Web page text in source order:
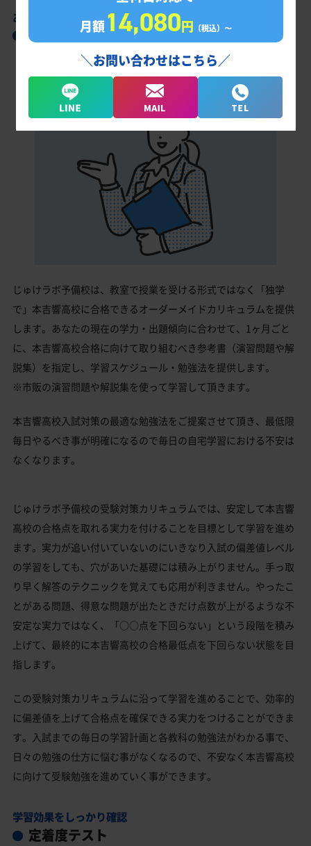
あなただけの学習計画だから成果が出る！
本吉響高校合格に向けた受験対策カリキュラ
じゅけラボ予備校は、教室で授業を受ける形式ではなく「独学
で」本吉響高校に合格できるオーダーメイドカリキュラムを提供
します。あなたの現在の学力・出題傾向に合わせて、1ヶ月ごと
に、本吉響高校合格に向けて取り組むべき参考書（演習問題や解
説集）を指定し、学習スケジュール・勉強法を提供します。
※市販の演習問題や解説集を使って学習して頂きます。
本吉響高校入試対策の最適な勉強法をご提案させて頂き、最低限
毎日やるべき事が明確になるので毎日の自宅学習における不安は
なくなります。
じゅけラボ予備校の受験対策カリキュラムでは、安定して本吉響
高校の合格点を取れる実力を付けることを目標として学習を進め
ます。実力が追い付いていないのにいきなり入試の偏差値レベル
の学習をしても、穴があいた基礎には積み上がりません。手っ取
り早く解答のテクニックを覚えても応用が利きません。やったこ
とがある問題、得意な問題が出たときだけ点数が上がるような不
安定な実力ではなく、「○○点を下回らない」という段階を積み
上げて、最終的に本吉響高校の合格最低点を下回らない状態を目
指します。
この受験対策カリキュラムに沿って学習を進めることで、効率的
に偏差値を上げて合格点を確保できる実力をつけることができま
す。入試までの毎日の学習計画と各教科の勉強法がわかる事で、
日々の勉強の仕方に悩む事がなくなるので、不安なく本吉響高校
に向けて受験勉強を進めていく事ができます。
学習効果をしっかり確認
定着度テスト
月額14,080円 （税込）〜
＼お問い合わせはこちら／